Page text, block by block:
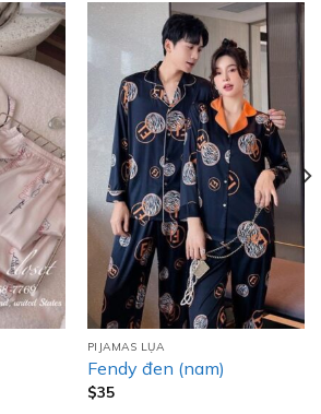
PIJAMAS LỤA
Fendy đen (nam)
$35